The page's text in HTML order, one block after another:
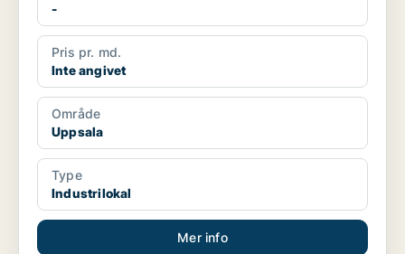
-
Pris pr. md.
Inte angivet
Område
Uppsala
Type
Industrilokal
Mer info